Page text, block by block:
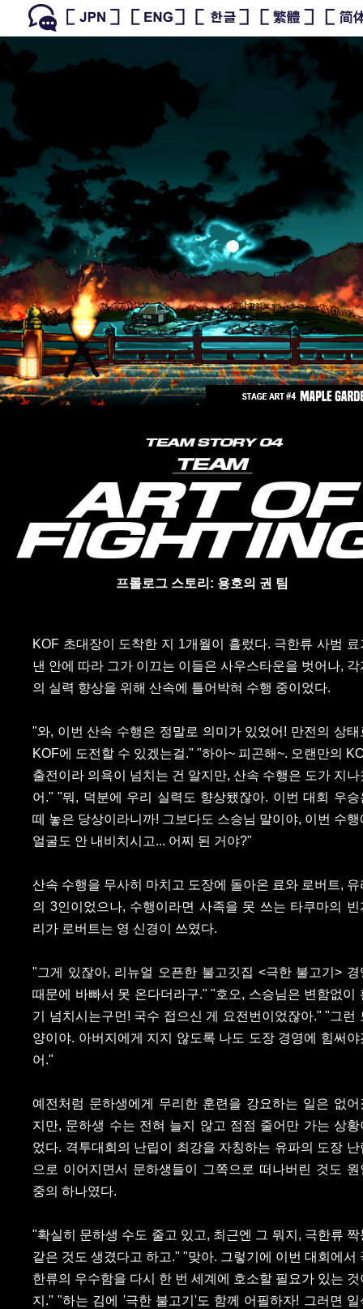
프롤로그 스토리: 용호의 권 팀
KOF 초대장이 도착한 지 1개월이 흘렀다. 극한류 사범 료
낸 안에 따라 그가 이끄는 이들은 사우스타운을 벗어나, 각
의 실력 향상을 위해 산속에 틀어박혀 수행 중이었다.
"와, 이번 산속 수행은 정말로 의미가 있었어! 만전의 상태
KOF에 도전할 수 있겠는걸." "하아~ 피곤해~. 오랜만의
출전이라 의욕이 넘치는 건 알지만, 산속 수행은 도가 지나
어." "뭐, 덕분에 우리 실력도 향상됐잖아. 이번 대회 우승
떼 놓은 당상이라니까! 그보다도 스승님 말이야, 이번 수행
얼굴도 안 내비치시고... 어찌 된 거야?"
산속 수행을 무사히 마치고 도장에 돌아온 료와 로버트, 유
의 3인이었으나, 수행이라면 사족을 못 쓰는 타쿠마의 빈
리가 로버트는 영 신경이 쓰였다.
"그게 있잖아, 리뉴얼 오픈한 불고깃집 <극한 불고기> 경
때문에 바빠서 못 온다더라구." "호오, 스승님은 변함없이
기 넘치시는구먼! 국수 접으신 게 요전번이었잖아." "그런
양이야. 아버지에게 지지 않도록 나도 도장 경영에 힘써야
어."
예전처럼 문하생에게 무리한 훈련을 강요하는 일은 없어
지만, 문하생 수는 전혀 늘지 않고 점점 줄어만 가는 상황
었다. 격투대회의 난립이 최강을 자칭하는 유파의 도장 난
으로 이어지면서 문하생들이 그쪽으로 떠나버린 것도 원
중의 하나였다.
"확실히 문하생 수도 줄고 있고, 최근엔 그 뭐지, 극한류 짝
같은 것도 생겼다고 하고." "맞아. 그렇기에 이번 대회에서
한류의 우수함을 다시 한 번 세계에 호소할 필요가 있는 것
지." "하는 김에 '극한 불고기'도 함께 어필하자! 그러면 일